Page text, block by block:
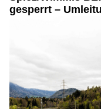
gesperrt –